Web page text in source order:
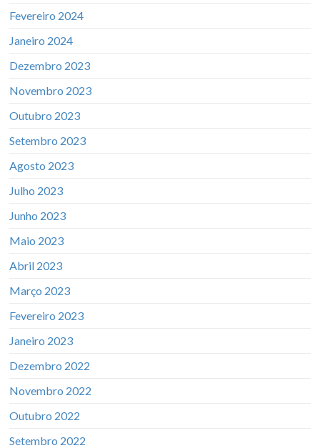
Fevereiro 2024
Janeiro 2024
Dezembro 2023
Novembro 2023
Outubro 2023
Setembro 2023
Agosto 2023
Julho 2023
Junho 2023
Maio 2023
Abril 2023
Março 2023
Fevereiro 2023
Janeiro 2023
Dezembro 2022
Novembro 2022
Outubro 2022
Setembro 2022